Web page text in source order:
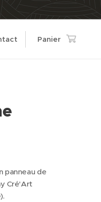
Panier
panneau de
Cré'Art